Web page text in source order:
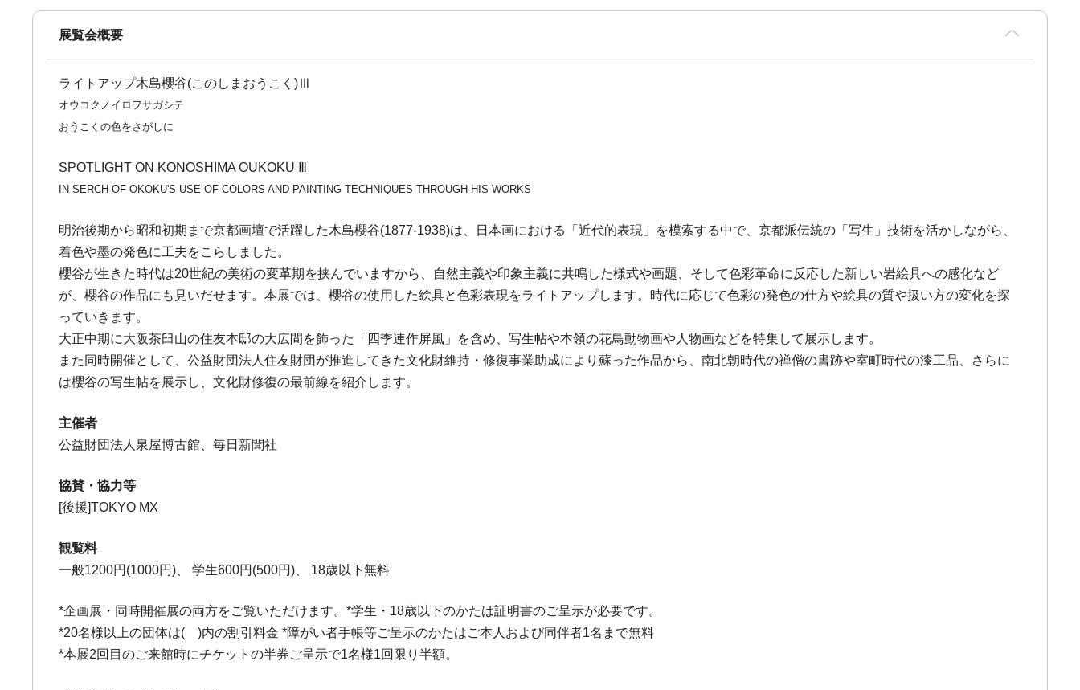
展覧会概要
ライトアップ木島櫻谷(このしまおうこく)Ⅲ
オウコクノイロヲサガシテ
おうこくの色をさがしに
SPOTLIGHT ON KONOSHIMA OUKOKU Ⅲ
IN SERCH OF OKOKU'S USE OF COLORS AND PAINTING TECHNIQUES THROUGH HIS WORKS
明治後期から昭和初期まで京都画壇で活躍した木島櫻谷(1877-1938)は、日本画における「近代的表現」を模索する中で、京都派伝統の「写生」技術を活かしながら、
着色や墨の発色に工夫をこらしました。
櫻谷が生きた時代は20世紀の美術の変革期を挟んでいますから、自然主義や印象主義に共鳴した様式や画題、そして色彩革命に反応した新しい岩絵具への感化など
が、櫻谷の作品にも見いだせます。本展では、櫻谷の使用した絵具と色彩表現をライトアップします。時代に応じて色彩の発色の仕方や絵具の質や扱い方の変化を探
っていきます。
大正中期に大阪茶臼山の住友本邸の大広間を飾った「四季連作屏風」を含め、写生帖や本領の花鳥動物画や人物画などを特集して展示します。
また同時開催として、公益財団法人住友財団が推進してきた文化財維持・修復事業助成により蘇った作品から、南北朝時代の禅僧の書跡や室町時代の漆工品、さらに
は櫻谷の写生帖を展示し、文化財修復の最前線を紹介します。
主催者
公益財団法人泉屋博古館、毎日新聞社
協賛・協力等
[後援]TOKYO MX
観覧料
一般1200円(1000円)、 学生600円(500円)、 18歳以下無料
*企画展・同時開催展の両方をご覧いただけます。*学生・18歳以下のかたは証明書のご呈示が必要です。
*20名様以上の団体は( )内の割引料金 *障がい者手帳等ご呈示のかたはご本人および同伴者1名まで無料
*本展2回目のご来館時にチケットの半券ご呈示で1名様1回限り半額。